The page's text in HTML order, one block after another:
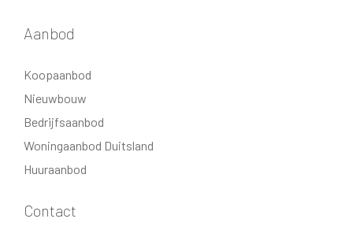
Aanbod
Koopaanbod
Nieuwbouw
Bedrijfsaanbod
Woningaanbod Duitsland
Huuraanbod
Contact